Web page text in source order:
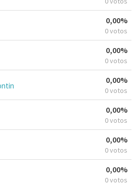
0,00%
0 votos
0,00%
0 votos
0,00%
0 votos
0,00%
0 votos
0,00%
0 votos
0,00%
0 votos